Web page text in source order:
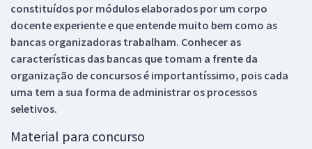
constituídos por módulos elaborados por um corpo
docente experiente e que entende muito bem como as
bancas organizadoras trabalham. Conhecer as
características das bancas que tomam a frente da
organização de concursos é importantíssimo, pois cada
uma tem a sua forma de administrar os processos
seletivos.
Material para concurso